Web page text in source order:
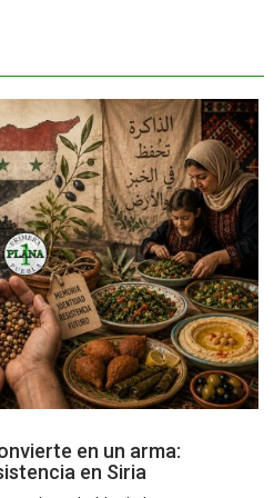
en un arma:
en Siria